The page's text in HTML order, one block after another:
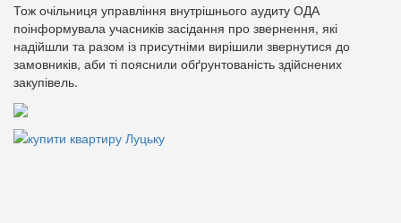
Тож очільниця управління внутрішнього аудиту ОДА
поінформувала учасників засідання про звернення, які
надійшли та разом із присутніми вирішили звернутися до
замовників, аби ті пояснили обґрунтованість здійснених
закупівель.